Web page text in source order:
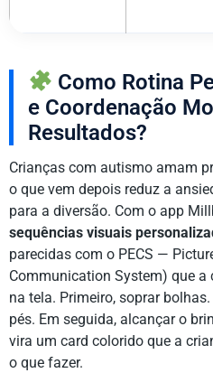
Como Rotina
e Coordenação
Resultados?
Crianças com autismo amam
o que vem depois reduz a
para a diversão. Com o app
sequências visuais
parecidas com o PECS —
Communication System) que a
na tela. Primeiro, soprar
pés. Em seguida, alcançar o
vira um card colorido que a
o que fazer.